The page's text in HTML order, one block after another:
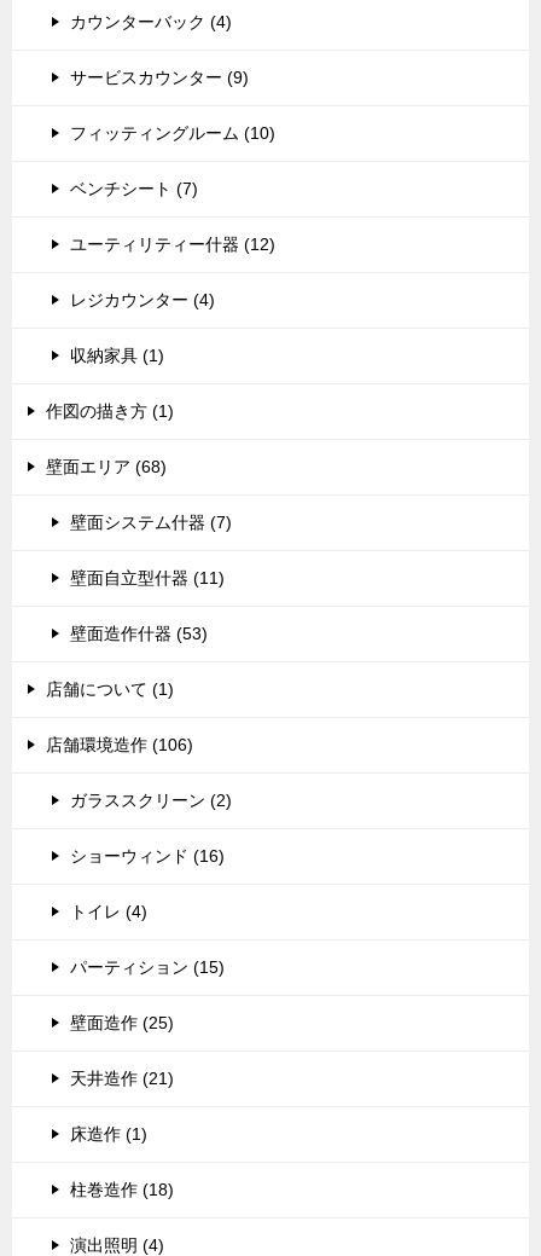
カウンターバック (4)
サービスカウンター (9)
フィッティングルーム (10)
ベンチシート (7)
ユーティリティー什器 (12)
レジカウンター (4)
収納家具 (1)
作図の描き方 (1)
壁面エリア (68)
壁面システム什器 (7)
壁面自立型什器 (11)
壁面造作什器 (53)
店舗について (1)
店舗環境造作 (106)
ガラススクリーン (2)
ショーウィンド (16)
トイレ (4)
パーティション (15)
壁面造作 (25)
天井造作 (21)
床造作 (1)
柱巻造作 (18)
演出照明 (4)